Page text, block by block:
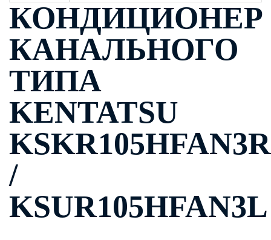
КОНДИЦИОНЕР
КАНАЛЬНОГО
ТИПА
KENTATSU
KSKR105HFAN3R
/
KSUR105HFAN3L